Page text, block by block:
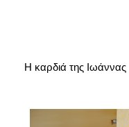
Η καρδιά της Ιωάννας